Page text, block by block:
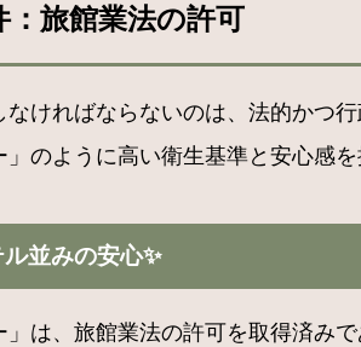
：旅館業法の許可
ければならないのは、法的かつ
のように高い衛生基準と安心感
並みの安心✨
は、旅館業法の許可を取得済み